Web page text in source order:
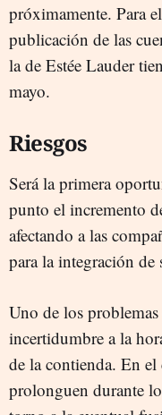
próximamente. Para
publicación de las
la de Estée Lauder
mayo.
Riesgos
Será la primera
punto el incremento
afectando a las
para la integración de
Uno de los
incertidumbre a la
de la contienda. En el
prolonguen durante